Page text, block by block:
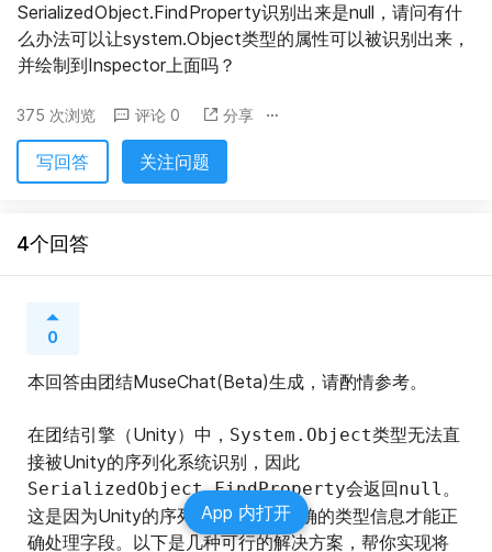
SerializedObject.FindProperty识别出来是null，请问有什
么办法可以让system.Object类型的属性可以被识别出来，
并绘制到Inspector上面吗？
375 次浏览 评论 0 分享
写回答 关注问题
4个回答
0
本回答由团结MuseChat(Beta)生成，请酌情参考。
在团结引擎（Unity）中， System.Object类型无法直
接被Unity的序列化系统识别，因此
SerializedObject.FindProperty会返回null。
这是因为Unity的序列化系统需要明确的类型信息才能正
确处理字段。以下是几种可行的解决方案，帮你实现将
App 内打开